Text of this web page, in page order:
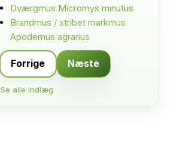
Dværgmus Micromys minutus
Brandmus / stribet markmus
Apodemus agrarius
Forrige Næste
Se alle indlæg